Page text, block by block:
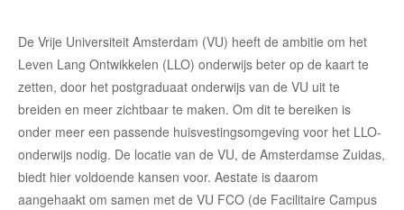
De Vrije Universiteit Amsterdam (VU) heeft de ambitie om het
Leven Lang Ontwikkelen (LLO) onderwijs beter op de kaart te
zetten, door het postgraduaat onderwijs van de VU uit te
breiden en meer zichtbaar te maken. Om dit te bereiken is
onder meer een passende huisvestingsomgeving voor het LLO-
onderwijs nodig. De locatie van de VU, de Amsterdamse Zuidas,
biedt hier voldoende kansen voor. Aestate is daarom
aangehaakt om samen met de VU FCO (de Facilitaire Campus